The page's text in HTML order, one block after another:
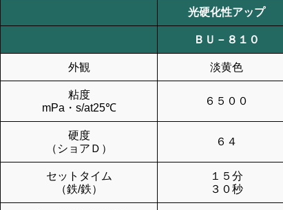
光硬化性アップ
ＢＵ－８１０
外観 淡黄色
粘度
mPa・s/at25℃
６５００
硬度
（ショアＤ）
６４
セットタイム
（鉄/鉄）
１５分
３０秒